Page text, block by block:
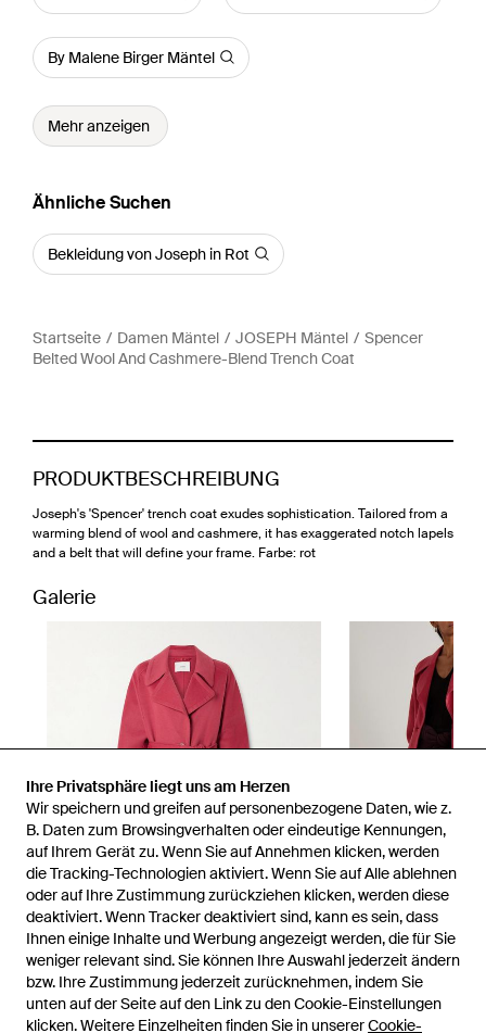
Ihre Privatsphäre liegt uns am Herzen
Wir speichern und greifen auf personenbezogene Daten, wie z.
B. Daten zum Browsingverhalten oder eindeutige Kennungen,
auf Ihrem Gerät zu. Wenn Sie auf Annehmen klicken, werden
die Tracking-Technologien aktiviert. Wenn Sie auf Alle ablehnen
oder auf Ihre Zustimmung zurückziehen klicken, werden diese
deaktiviert. Wenn Tracker deaktiviert sind, kann es sein, dass
Ihnen einige Inhalte und Werbung angezeigt werden, die für Sie
weniger relevant sind. Sie können Ihre Auswahl jederzeit ändern
bzw. Ihre Zustimmung jederzeit zurücknehmen, indem Sie
unten auf der Seite auf den Link zu den Cookie-Einstellungen
klicken. Weitere Einzelheiten finden Sie in unsererCookie-
By Malene Birger Mäntel
Mehr anzeigen
Ähnliche Suchen
Bekleidung von Joseph in Rot
Startseite Damen Mäntel JOSEPH Mäntel
Spencer
Belted Wool And Cashmere-Blend Trench Coat
PRODUKTBESCHREIBUNG
Joseph's 'Spencer' trench coat exudes sophistication. Tailored from a
warming blend of wool and cashmere, it has exaggerated notch lapels
and a belt that will define your frame. Farbe: rot
Galerie
5